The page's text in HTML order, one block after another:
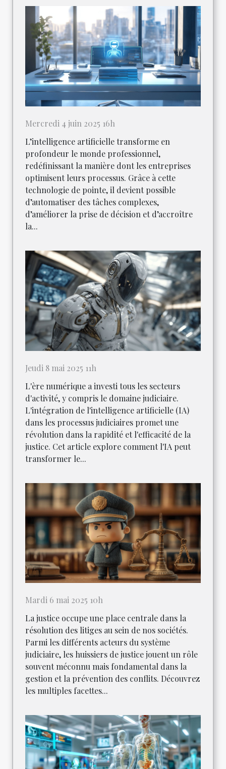
Mercredi 4 juin 2025 16h
L’intelligence artificielle transforme en
profondeur le monde professionnel,
redéfinissant la manière dont les entreprises
optimisent leurs processus. Grâce à cette
technologie de pointe, il devient possible
d’automatiser des tâches complexes,
d’améliorer la prise de décision et d’accroître
la...
Jeudi 8 mai 2025 11h
L'ère numérique a investi tous les secteurs
d'activité, y compris le domaine judiciaire.
L'intégration de l'intelligence artificielle (IA)
dans les processus judiciaires promet une
révolution dans la rapidité et l'efficacité de la
justice. Cet article explore comment l'IA peut
transformer le...
Mardi 6 mai 2025 10h
La justice occupe une place centrale dans la
résolution des litiges au sein de nos sociétés.
Parmi les différents acteurs du système
judiciaire, les huissiers de justice jouent un rôle
souvent méconnu mais fondamental dans la
gestion et la prévention des conflits. Découvrez
les multiples facettes...